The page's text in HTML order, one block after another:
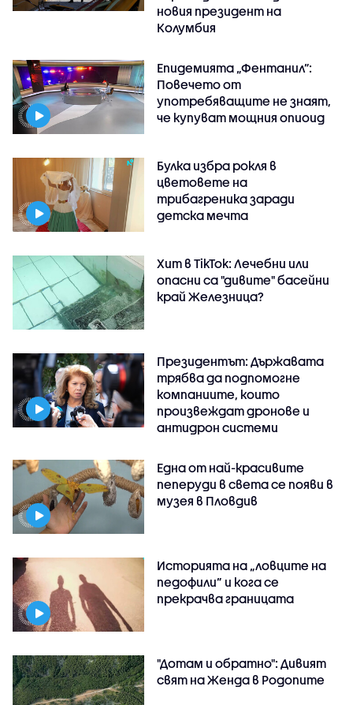
новия президент на
Колумбия
Епидемията „Фентанил”:
Повечето от
употребяващите не знаят,
че купуват мощния опиоид
Булка избра рокля в
цветовете на
трибагреника заради
детска мечта
Хит в TikTok: Лечебни или
опасни са "дивите" басейни
край Железница?
Президентът: Държавата
трябва да подпомогне
компаниите, които
произвеждат дронове и
антидрон системи
Една от най-красивите
пеперуди в света се появи в
музея в Пловдив
Историята на „ловците на
педофили” и кога се
прекрачва границата
"Дотам и обратно": Дивият
свят на Женда в Родопите